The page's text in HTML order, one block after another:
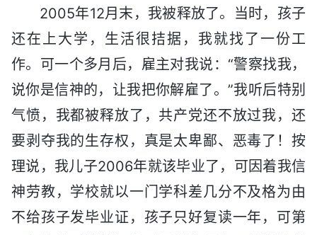
2005年12月末，我被释放了。当时，孩子
还在上大学，生活很拮据，我就找了一份工
作。可一个多月后，雇主对我说：“警察找我，
说你是信神的，让我把你解雇了。”我听后特别
气愤，我都被释放了，共产党还不放过我，还
要剥夺我的生存权，真是太卑鄙、恶毒了！按
理说，我儿子2006年就该毕业了，可因着我信
神劳教，学校就以一门学科差几分不及格为由
不给孩子发毕业证，孩子只好复读一年，可第